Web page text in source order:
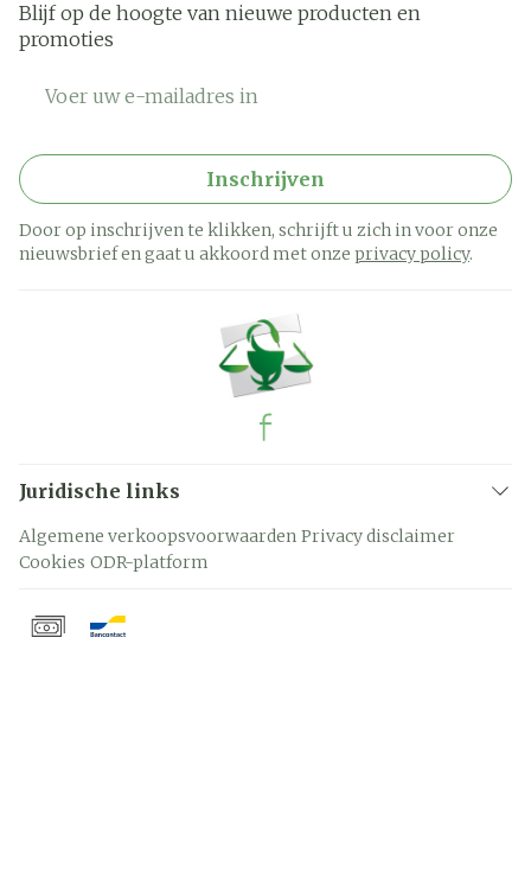
Blijf op de hoogte van nieuwe producten en
promoties
Inschrijven
Door op inschrijven te klikken, schrijft u zich in voor onze
nieuwsbrief en gaat u akkoord met onze privacy policy.
Juridische links
Algemene verkoopsvoorwaarden Privacy disclaimer
Cookies ODR-platform